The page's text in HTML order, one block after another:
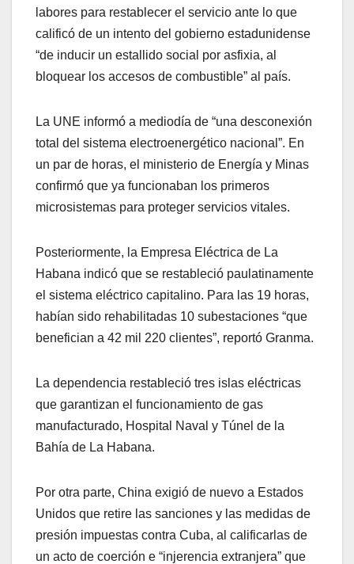
labores para restablecer el servicio ante lo que
calificó de un intento del gobierno estadunidense
“de inducir un estallido social por asfixia, al
bloquear los accesos de combustible” al país.
La UNE informó a mediodía de “una desconexión
total del sistema electroenergético nacional”. En
un par de horas, el ministerio de Energía y Minas
confirmó que ya funcionaban los primeros
microsistemas para proteger servicios vitales.
Posteriormente, la Empresa Eléctrica de La
Habana indicó que se restableció paulatinamente
el sistema eléctrico capitalino. Para las 19 horas,
habían sido rehabilitadas 10 subestaciones “que
benefician a 42 mil 220 clientes”, reportó Granma.
La dependencia restableció tres islas eléctricas
que garantizan el funcionamiento de gas
manufacturado, Hospital Naval y Túnel de la
Bahía de La Habana.
Por otra parte, China exigió de nuevo a Estados
Unidos que retire las sanciones y las medidas de
presión impuestas contra Cuba, al calificarlas de
un acto de coerción e “injerencia extranjera” que